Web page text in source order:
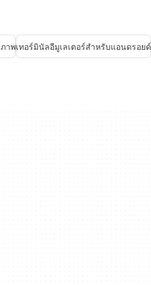
าพเทอร์มินัลอีมูเลเตอร์สำหรับแอนดรอยด์